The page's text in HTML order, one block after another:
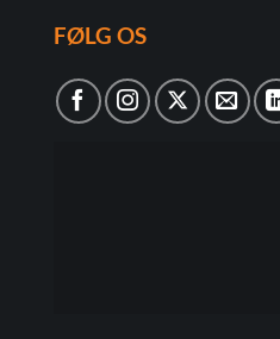
FØLG OS